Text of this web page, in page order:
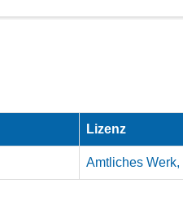
Lizenz
Amtliches